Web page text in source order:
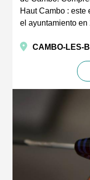
Haut Cambo : este
el ayuntamiento
CAMBO-LES-